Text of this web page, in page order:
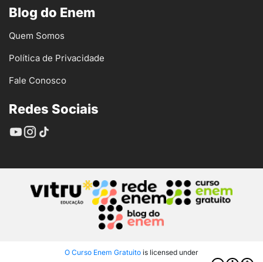
Blog do Enem
Quem Somos
Política de Privacidade
Fale Conosco
Redes Sociais
O Curso Enem Gratuito is licensed under